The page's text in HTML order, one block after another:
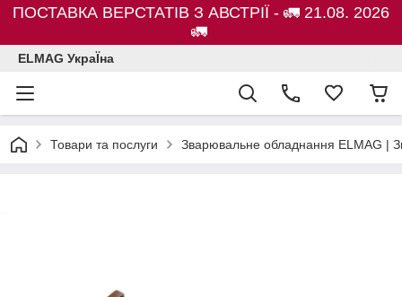
ПОСТАВКА ВЕРСТАТІВ З АВСТРІЇ - 🚛 21.08. 2026
🚛
ELMAG УкраЇна
Товари та послуги Зварювальне обладнання ELMAG |